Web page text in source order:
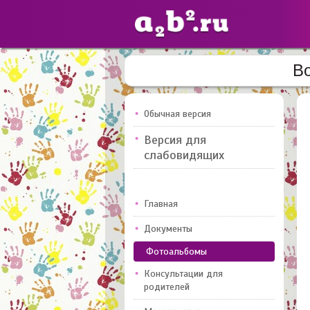
Сайты
педагогов
Добавлено — 10947
Обычная версия
Версия для
слабовидящих
Главная
Документы
Фотоальбомы
Консультации для
родителей